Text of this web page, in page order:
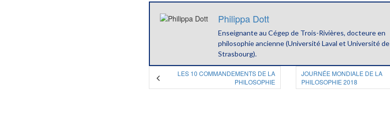
Philippa Dott
Enseignante au Cégep de Trois-Rivières, docteure en
philosophie ancienne (Université Laval et Université de
Strasbourg).
LES 10 COMMANDEMENTS DE LA
PHILOSOPHIE
JOURNÉE MONDIALE DE LA
PHILOSOPHIE 2018